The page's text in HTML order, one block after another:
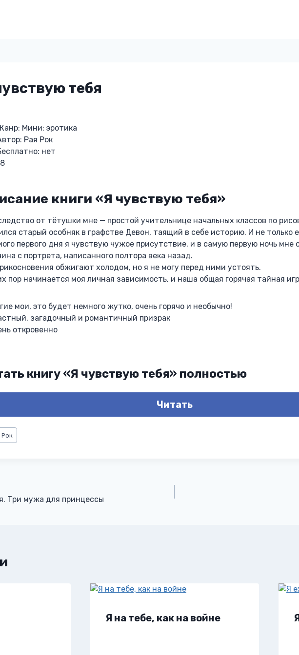
тебя
Мини: эротика
Рая Рок
нет
книги «Я чувствую тебя»
от тётушки мне — простой учительнице начальных классов по
старый особняк в графстве Девон, таящий в себе историю. И не только
первого дня я чувствую чужое присутствие, и в самую первую ночь мне
с портрета, написанного полтора века назад.
обжигают холодом, но я не могу перед ними устоять.
пор начинается моя личная зависимость, и наша общая горячая тайная
мои, это будет немного жутко, очень горячо и необычно!
загадочный и романтичный призрак
откровенно
книгу «Я чувствую тебя» полностью
Читать
Рок
Три мужа для принцессы
Я на тебе, как на войне